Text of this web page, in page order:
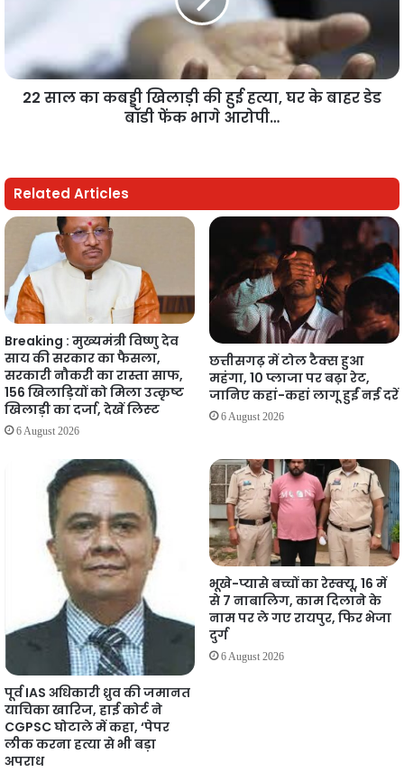
22 साल का कबड्डी खिलाड़ी की हुई हत्या, घर के बाहर डेड
बॉडी फेंक भागे आरोपी…
Related Articles
Breaking : मुख्यमंत्री विष्णु देव
साय की सरकार का फैसला,
सरकारी नौकरी का रास्ता साफ,
156 खिलाड़ियों को मिला उत्कृष्ट
खिलाड़ी का दर्जा, देखें लिस्‍ट
6 August 2026
छत्तीसगढ़ में टोल टैक्स हुआ
महंगा, 10 प्लाजा पर बढ़ा रेट,
जानिए कहां-कहां लागू हुईं नई दरें
6 August 2026
पूर्व IAS अधिकारी ध्रुव की जमानत
याचिका खारिज, हाई कोर्ट ने
CGPSC घोटाले में कहा, ‘पेपर
लीक करना हत्या से भी बड़ा
अपराध
भूखे-प्यासे बच्चों का रेस्क्यू, 16 में
से 7 नाबालिग, काम दिलाने के
नाम पर ले गए रायपुर, फिर भेजा
दुर्ग
6 August 2026